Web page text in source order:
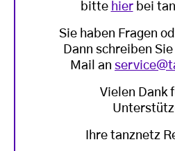
bitte hierbei
Sie haben Fragen
Dann schreiben
Mail an
Vielen Dank
Ihre tanznetz